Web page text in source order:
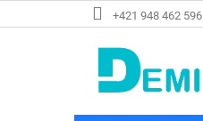
la
+421 948 462 596